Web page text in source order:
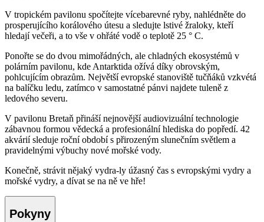
V tropickém pavilonu spočítejte vícebarevné ryby, nahlédněte do
prosperujícího korálového útesu a sledujte lstivé žraloky, kteří
hledají večeři, a to vše v ohřáté vodě o teplotě 25 ° C.
Ponořte se do dvou mimořádných, ale chladných ekosystémů v
polárním pavilonu, kde Antarktida ožívá díky obrovským,
pohlcujícím obrazům. Největší evropské stanoviště tučňáků vzkvétá
na balíčku ledu, zatímco v samostatné pánvi najdete tuleně z
ledového severu.
V pavilonu Bretaň přináší nejnovější audiovizuální technologie
zábavnou formou vědecká a profesionální hlediska do popředí. 42
akvárií sleduje roční období s přirozeným slunečním světlem a
pravidelnými výbuchy nové mořské vody.
Konečně, strávit nějaký vydra-ly úžasný čas s evropskými vydry a
mořské vydry, a dívat se na ně ve hře!
Pokyny